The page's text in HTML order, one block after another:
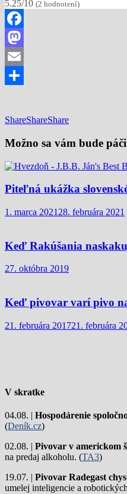
5.25/10 (2 hodnotení)
Facebook
Mastodon
Email
ShareShareShare
Možno sa vám bude
Piteľná ukážka
1. marca 2021 28. februára 2021
Keď Rakúšania
27. októbra 2019
Keď pivovar varí pivo
21. februára 201721. februára
V skratke
04.08. | Hospodárenie
(Deník.cz)
02.08. | Pivovar v americkom
na predaj alkoholu. (TA3)
19.07. | Pivovar Radegast
umelej inteligencie a